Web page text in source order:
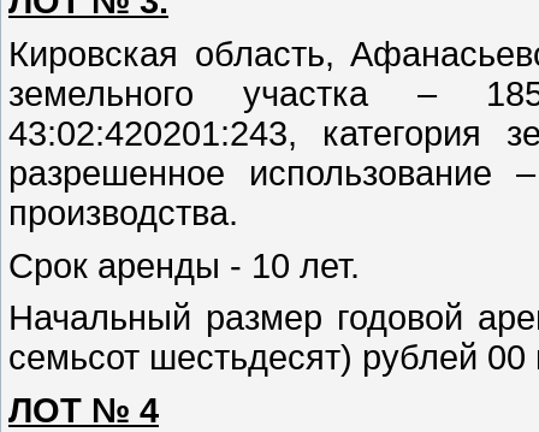
Кировская область,
земельного участка –
43:02:420201:243, категория
разрешенное использование
производства.
Срок аренды - 10 лет.
Начальный размер годовой
семьсот шестьдесят) рублей 00
ЛОТ № 4